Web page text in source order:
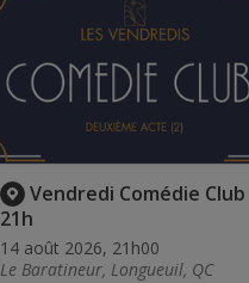
Vendredi Comédie Club
21h
14 août 2026, 21h00
Le Baratineur, Longueuil, QC